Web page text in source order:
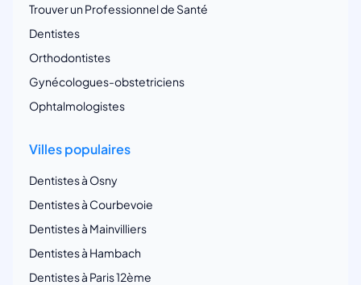
Trouver un Professionnel de Santé
Dentistes
Orthodontistes
Gynécologues-obstetriciens
Ophtalmologistes
Villes populaires
Dentistes à Osny
Dentistes à Courbevoie
Dentistes à Mainvilliers
Dentistes à Hambach
Dentistes à Paris 12ème